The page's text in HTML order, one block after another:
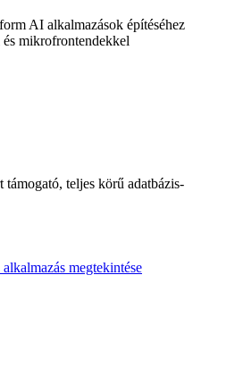
AI alkalmazások építéséhez
mikrofrontendekkel
támogató, teljes körű adatbázis-
alkalmazás megtekintése